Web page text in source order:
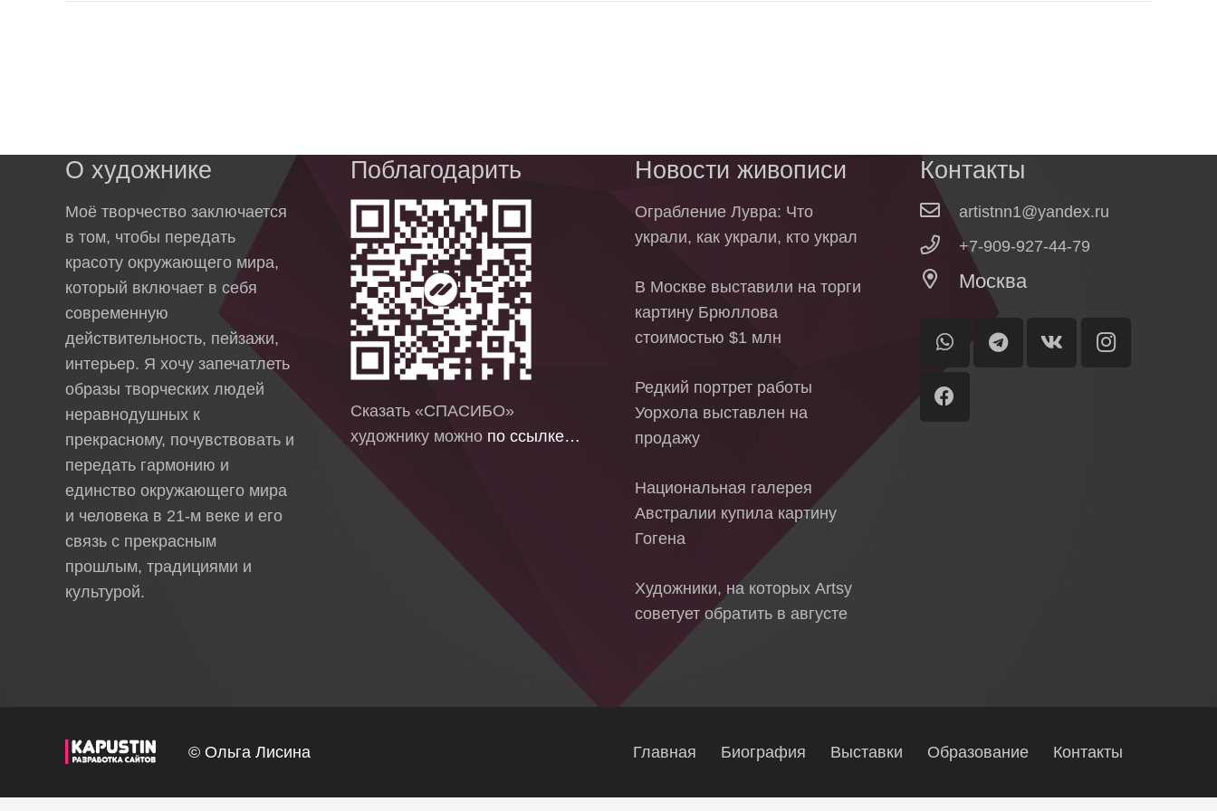
О художнике
Моё творчество заключается
в том, чтобы передать
красоту окружающего мира,
который включает в себя
современную
действительность, пейзажи,
интерьер. Я хочу запечатлеть
образы творческих людей
неравнодушных к
прекрасному, почувствовать и
передать гармонию и
единство окружающего мира
и человека в 21-м веке и его
связь с прекрасным
прошлым, традициями и
культурой.
Поблагодарить
Сказать «СПАСИБО»
художнику можно по ссылке…
Новости живописи
Ограбление Лувра: Что
украли, как украли, кто украл
В Москве выставили на торги
картину Брюллова
стоимостью $1 млн
Редкий портрет работы
Уорхола выставлен на
продажу
Национальная галерея
Австралии купила картину
Гогена
Художники, на которых Artsy
советует обратить в августе
Контакты
artistnn1@yandex.ru
+7-909-927-44-79
Москва
© Ольга Лисина Главная Биография Выставки Образование Контакты